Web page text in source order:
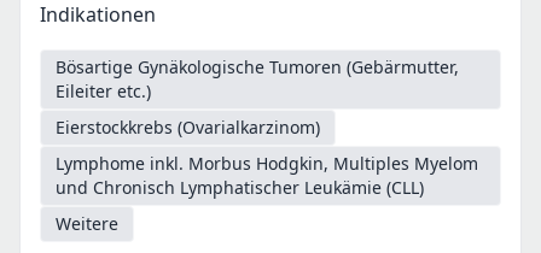
Indikationen
Bösartige Gynäkologische Tumoren (Gebärmutter,
Eileiter etc.)
Eierstockkrebs (Ovarialkarzinom)
Lymphome inkl. Morbus Hodgkin, Multiples Myelom
und Chronisch Lymphatischer Leukämie (CLL)
Weitere